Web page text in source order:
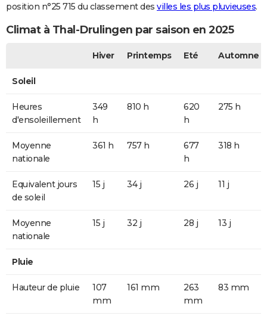
position n°25 715 du classement des villes les plus pluvieuses.
Climat à Thal-Drulingen par saison en 2025
Hiver Printemps Eté Automne
Soleil
Heures
d'ensoleillement
349
h
810 h
620
h
275 h
Moyenne
nationale
361 h 757 h
677
h
318 h
Equivalent jours
de soleil
15 j 34 j 26 j 11 j
Moyenne
nationale
15 j 32 j 28 j 13 j
Pluie
Hauteur de pluie
107
mm
161 mm
263
mm
83 mm